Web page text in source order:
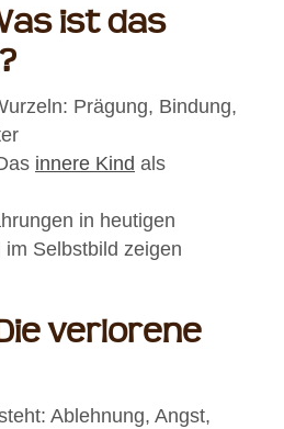
ist das
Prägung, Bindung,
innere Kind als
in heutigen
Selbstbild zeigen
verlorene
Ablehnung, Angst,